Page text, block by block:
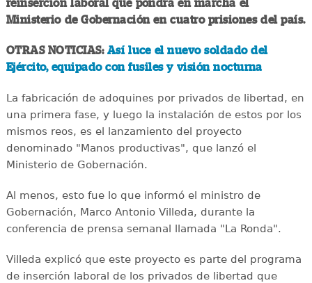
reinserción laboral que pondrá en marcha el
Ministerio de Gobernación en cuatro prisiones del país.
OTRAS NOTICIAS: Así luce el nuevo soldado del
Ejército, equipado con fusiles y visión nocturna
La fabricación de adoquines por privados de libertad, en
una primera fase, y luego la instalación de estos por los
mismos reos, es el lanzamiento del proyecto
denominado "Manos productivas", que lanzó el
Ministerio de Gobernación.
Al menos, esto fue lo que informó el ministro de
Gobernación, Marco Antonio Villeda, durante la
conferencia de prensa semanal llamada "La Ronda".
Villeda explicó que este proyecto es parte del programa
de inserción laboral de los privados de libertad que